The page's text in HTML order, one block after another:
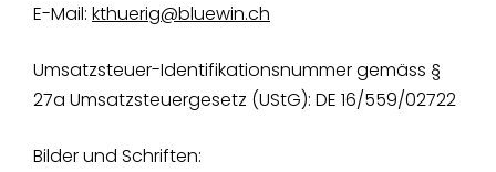
E-Mail: kthuerig@bluewin.ch
Umsatzsteuer-Identifikationsnummer gemäss §
27a Umsatzsteuergesetz (UStG): DE 16/559/02722
Bilder und Schriften: